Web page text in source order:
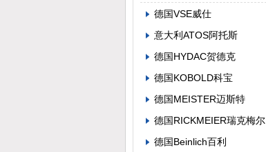
德国VSE威仕
意大利ATOS阿托斯
德国HYDAC贺德克
德国KOBOLD科宝
德国MEISTER迈斯特
德国RICKMEIER瑞克梅尔
德国Beinlich百利